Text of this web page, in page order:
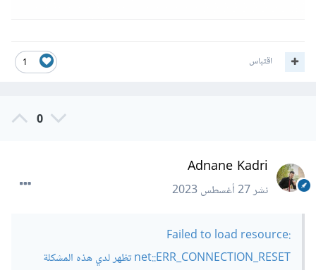
1 اقتباس
0
Adnane Kadri
نشر27 أغسطس 2023
Failed to load resource:
net::ERR_CONNECTION_RESET تظهر لدي هذه المشكلة